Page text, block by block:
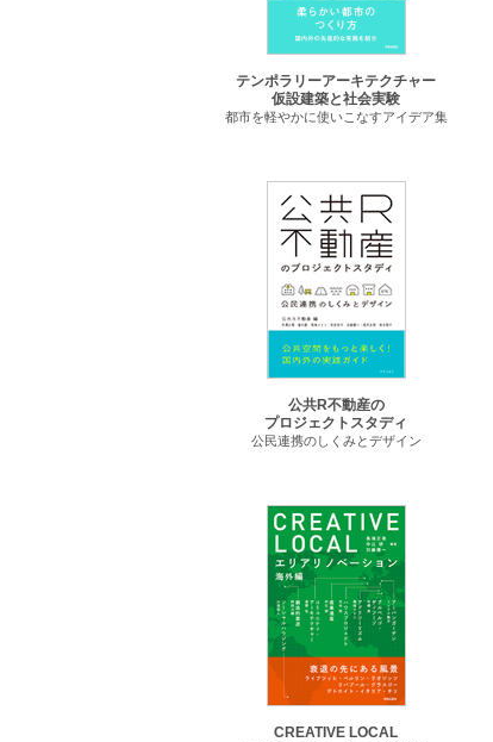
テンポラリーアーキテクチャー
仮設建築と社会実験
都市を軽やかに使いこなすアイデア集
公共R不動産の
プロジェクトスタディ
公民連携のしくみとデザイン
CREATIVE LOCAL